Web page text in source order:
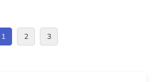
1 2 3